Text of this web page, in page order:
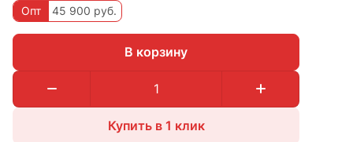
Опт 45 900 руб.
В корзину
Купить в 1 клик